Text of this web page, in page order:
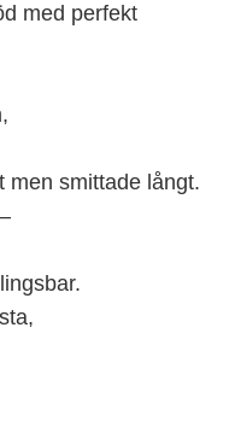
med perfekt
men smittade långt.